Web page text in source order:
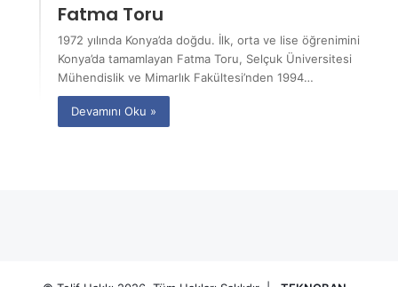
Fatma Toru
1972 yılında Konya’da doğdu. İlk, orta ve lise öğrenimini
Konya’da tamamlayan Fatma Toru, Selçuk Üniversitesi
Mühendislik ve Mimarlık Fakültesi’nden 1994…
Devamını Oku »